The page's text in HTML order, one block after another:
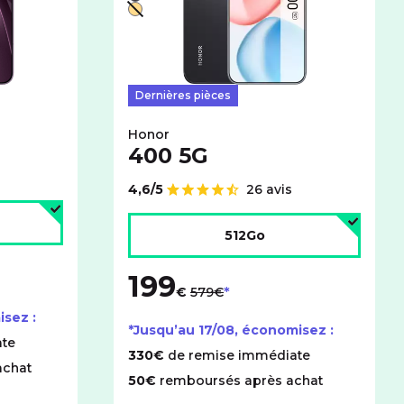
:
Or - indisponible
Dernières pièces
Honor
400 5G
Note de
4,6/5
26 avis
512Go
199€ 579€
*Jusqu’au 17/08, économisez :
330€ de remise immédiate
50€ remboursés après achat